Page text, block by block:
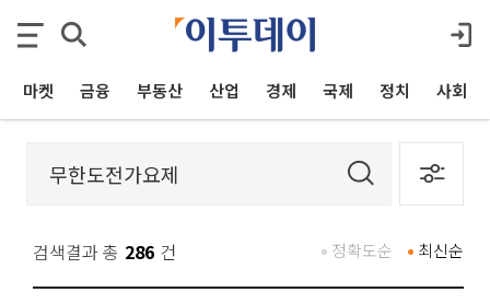
마켓 금융 부동산 산업 경제 국제 정치 사회
검색결과 총 286 건 최신순
정확도순